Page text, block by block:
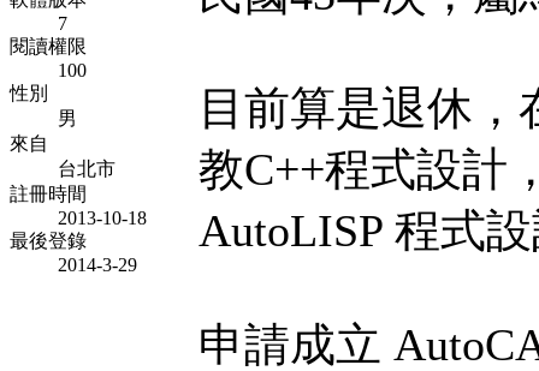
7
閱讀權限
100
性別
男
來自
台北市
註冊時間
2013-10-18
最後登錄
2014-3-29
目前算是退休
教C++程式設計
AutoLISP 程式
申請成立